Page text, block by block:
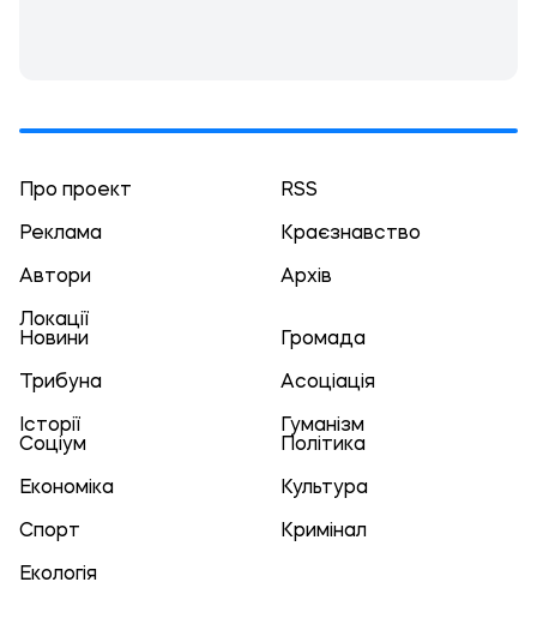
Про проект RSS
Реклама Краєзнавство
Автори Архів
Локації
Новини
Громада
Трибуна Асоціація
Історії
Гуманізм
Соціум
Політика
Економіка Культура
Спорт Кримінал
Екологія